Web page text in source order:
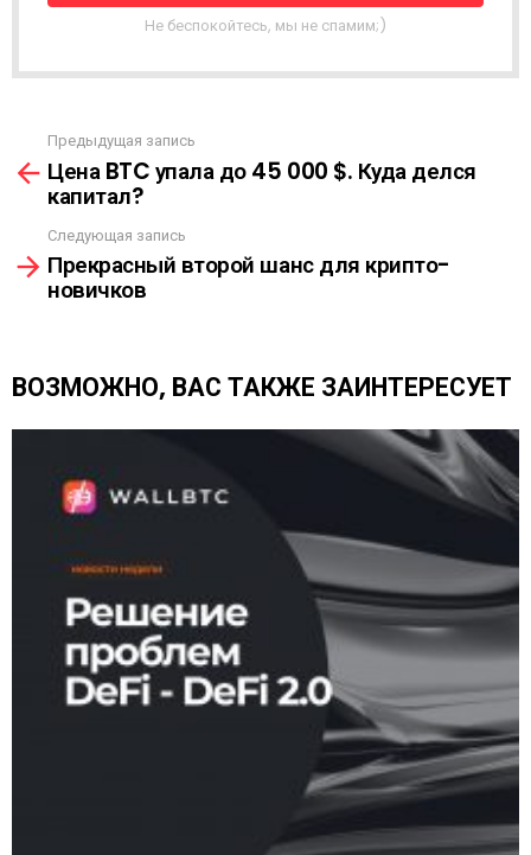
Я
А
С
Ы
Л
К
А
Не беспокойтесь, мы не спамим;)
м
е
щ
Предыдущая запись
Цена BTC упала до 45 000 $. Куда делся
капитал?
Следующая запись
Прекрасный второй шанс для крипто-
новичков
ВОЗМОЖНО, ВАС ТАКЖЕ ЗАИНТЕРЕСУЕТ